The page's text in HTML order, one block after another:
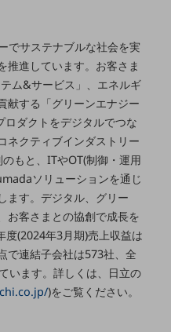
ナビリティ
でサステナブルな社会を実
推進しています。お客さま
ム&サービス」、エネルギ
献する「グリーンエナジー
ダクトをデジタルでつな
ネクティブインダストリー
もと、ITやOT(制御・運用
ソリューションを通じ
ます。デジタル、グリー
お客さまとの協創で成長を
(2024年3月期)売上収益は
で連結子会社は573社、全
います。詳しくは、日立の
)をご覧ください。